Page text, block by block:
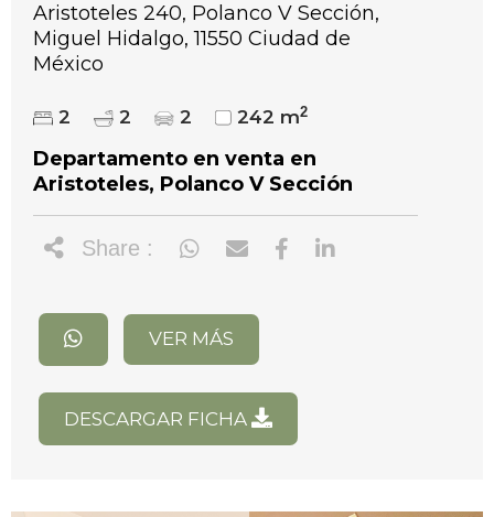
Aristoteles 240, Polanco V Sección,
Miguel Hidalgo, 11550 Ciudad de
México
2 2 2 242 m2
Departamento en venta en
Aristoteles, Polanco V Sección
Share :
VER MÁS
DESCARGAR FICHA